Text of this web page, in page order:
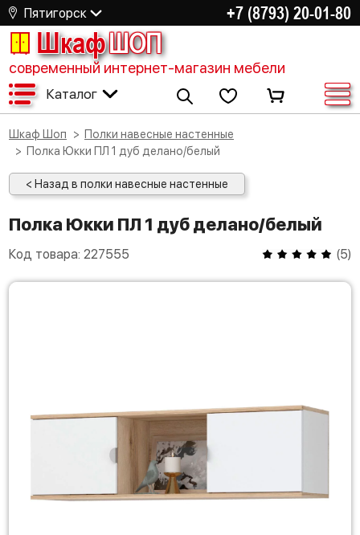
Пятигорск +7 (8793) 20-01-80
ШкафШОП
современный интернет-магазин мебели
Каталог
Шкаф Шоп
Полки навесные настенные
Полка Юкки ПЛ 1 дуб делано/белый
< Назад в полки навесные настенные
Полка Юкки ПЛ 1 дуб делано/белый
Код товара: 227555 (5)